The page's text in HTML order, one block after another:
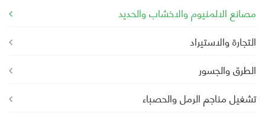
مصانع الالمنيوم والاخشاب والحديد
التجارة والاستيراد
الطرق والجسور
تشغيل مناجم الرمل والحصباء